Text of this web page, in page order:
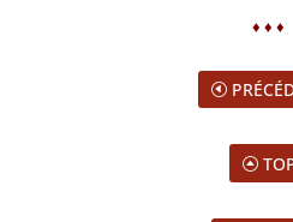
♦ ♦ ♦